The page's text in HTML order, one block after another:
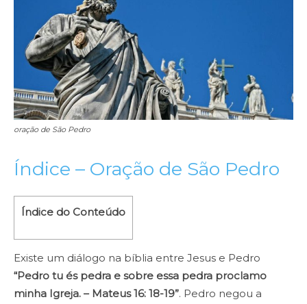
oração de São Pedro
Índice – Oração de São Pedro
Índice do Conteúdo
Existe um diálogo na bíblia entre Jesus e Pedro
“Pedro tu és pedra e sobre essa pedra proclamo
minha Igreja. – Mateus 16: 18-19”. Pedro negou a